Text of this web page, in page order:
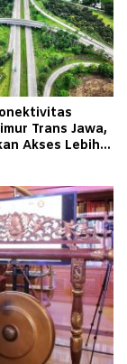
Trans Jawa,
Akses Lebih